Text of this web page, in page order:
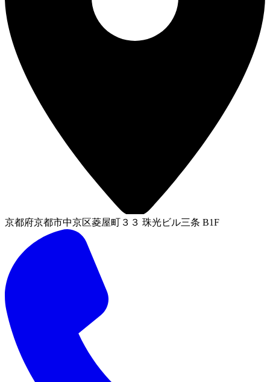
京都府京都市中京区菱屋町３３ 珠光ビル三条 B1F